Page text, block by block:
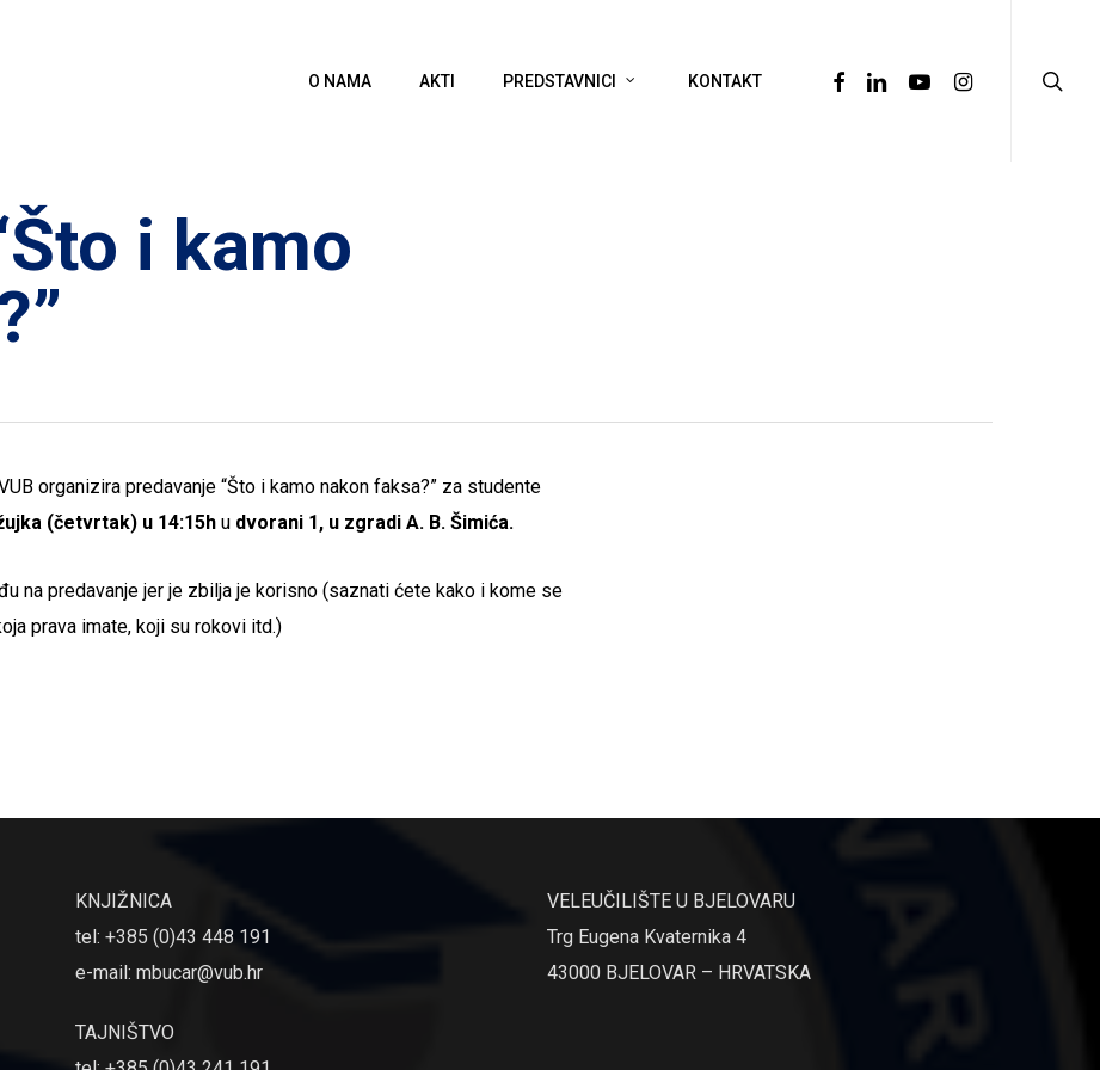
O NAMA AKTI PREDSTAVNICI KONTAKT FACEBOOKLINKEDINYOUTUBEINSTAGRAM
i kamo
organizira predavanje “Što i kamo nakon faksa?” za studente
(četvrtak) u 14:15h u dvorani 1, u zgradi A. B. Šimića.
na predavanje jer je zbilja je korisno (saznati ćete kako i kome se
prava imate, koji su rokovi itd.)
KNJIŽNICA
tel: +385 (0)43 448 191
e-mail: mbucar@vub.hr
TAJNIŠTVO
VELEUČILIŠTE U BJELOVARU
Trg Eugena Kvaternika 4
43000 BJELOVAR – HRVATSKA